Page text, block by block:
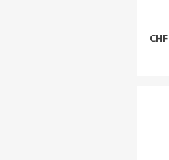
CHF